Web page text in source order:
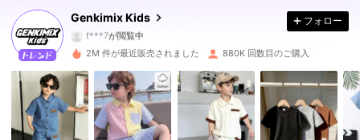
Genkimix Kids
f***7が閲覧中
4.91
309K フォロワー
4.91 309K フォロワー
フォロー
2M 件が最近販売されました 880K 回数目のご購入